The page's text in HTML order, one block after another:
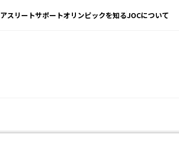
アスリートサポートオリンピックを知るJOCについて